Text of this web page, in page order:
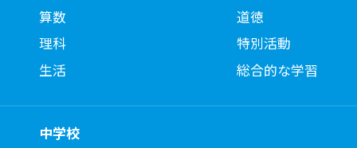
算数
理科
生活
道徳
特別活動
総合的な学習
中学校